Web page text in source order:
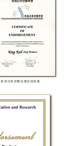
香港註冊脊醫協會認證證書